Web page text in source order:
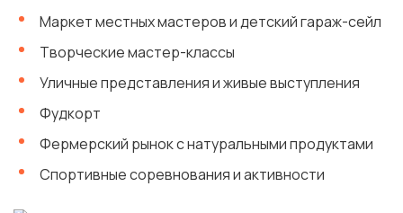
Маркет местных мастеров и детский гараж-сейл
Творческие мастер-классы
Уличные представления и живые выступления
Фудкорт
Фермерский рынок с натуральными продуктами
Спортивные соревнования и активности